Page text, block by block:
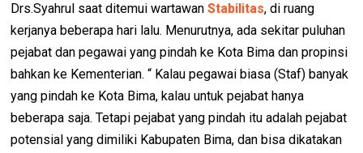
Drs.Syahrul saat ditemui wartawanStabilitas, di ruang
kerjanya beberapa hari lalu. Menurutnya, ada sekitar puluhan
pejabat dan pegawai yang pindah ke Kota Bima dan propinsi
bahkan ke Kementerian. “ Kalau pegawai biasa (Staf) banyak
yang pindah ke Kota Bima, kalau untuk pejabat hanya
beberapa saja. Tetapi pejabat yang pindah itu adalah pejabat
potensial yang dimiliki Kabupaten Bima, dan bisa dikatakan